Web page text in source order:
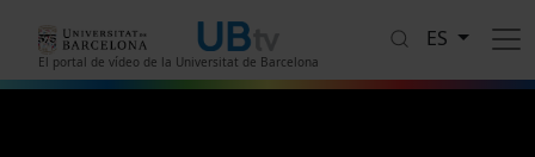
El portal de vídeo de la Universitat de Barcelona
ES